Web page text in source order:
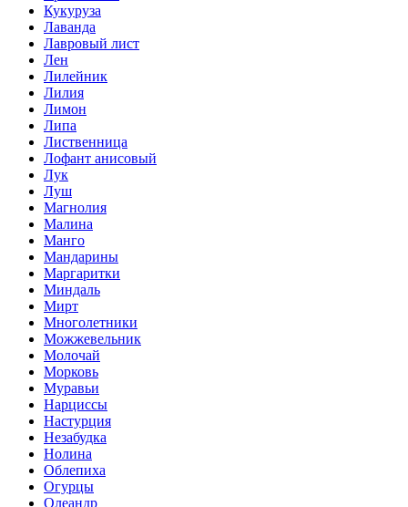
Кукуруза
Лаванда
Лавровый лист
Лен
Лилейник
Лилия
Лимон
Липа
Лиственница
Лофант анисовый
Лук
Луш
Магнолия
Малина
Манго
Мандарины
Маргаритки
Миндаль
Мирт
Многолетники
Можжевельник
Молочай
Морковь
Муравьи
Нарциссы
Настурция
Незабудка
Нолина
Облепиха
Огурцы
Олеандр